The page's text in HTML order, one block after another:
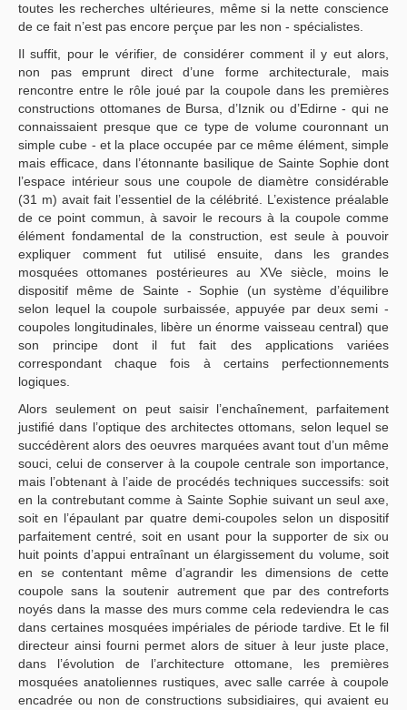
toutes les recherches ultérieures, même si la nette conscience
de ce fait n’est pas encore perçue par les non - spécialistes.
Il suffit, pour le vérifier, de considérer comment il y eut alors,
non pas emprunt direct d’une forme architecturale, mais
rencontre entre le rôle joué par la coupole dans les premières
constructions ottomanes de Bursa, d’Iznik ou d’Edirne - qui ne
connaissaient presque que ce type de volume couronnant un
simple cube - et la place occupée par ce même élément, simple
mais efficace, dans l’étonnante basilique de Sainte Sophie dont
l’espace intérieur sous une coupole de diamètre considérable
(31 m) avait fait l’essentiel de la célébrité. L’existence préalable
de ce point commun, à savoir le recours à la coupole comme
élément fondamental de la construction, est seule à pouvoir
expliquer comment fut utilisé ensuite, dans les grandes
mosquées ottomanes postérieures au XVe siècle, moins le
dispositif même de Sainte - Sophie (un système d’équilibre
selon lequel la coupole surbaissée, appuyée par deux semi -
coupoles longitudinales, libère un énorme vaisseau central) que
son principe dont il fut fait des applications variées
correspondant chaque fois à certains perfectionnements
logiques.
Alors seulement on peut saisir l’enchaînement, parfaitement
justifié dans l’optique des architectes ottomans, selon lequel se
succédèrent alors des oeuvres marquées avant tout d’un même
souci, celui de conserver à la coupole centrale son importance,
mais l’obtenant à l’aide de procédés techniques successifs: soit
en la contrebutant comme à Sainte Sophie suivant un seul axe,
soit en l’épaulant par quatre demi-coupoles selon un dispositif
parfaitement centré, soit en usant pour la supporter de six ou
huit points d’appui entraînant un élargissement du volume, soit
en se contentant même d’agrandir les dimensions de cette
coupole sans la soutenir autrement que par des contreforts
noyés dans la masse des murs comme cela redeviendra le cas
dans certaines mosquées impériales de période tardive. Et le fil
directeur ainsi fourni permet alors de situer à leur juste place,
dans l’évolution de l’architecture ottomane, les premières
mosquées anatoliennes rustiques, avec salle carrée à coupole
encadrée ou non de constructions subsidiaires, qui avaient eu